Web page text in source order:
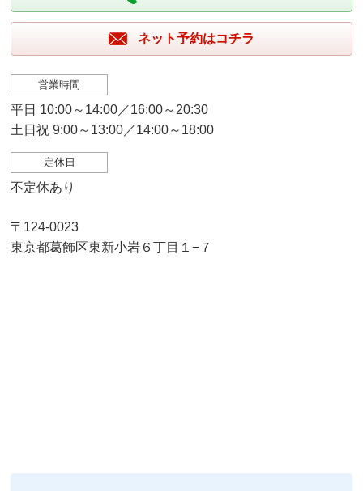
ネット予約はコチラ
営業時間
平日 10:00～14:00／16:00～20:30
土日祝 9:00～13:00／14:00～18:00
定休日
不定休あり
〒124-0023
東京都葛飾区東新小岩６丁目１−７